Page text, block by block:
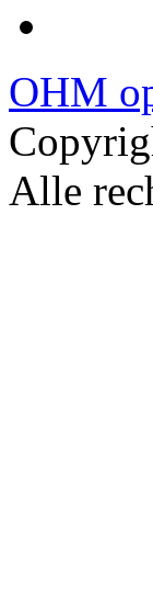
OHM
Alle